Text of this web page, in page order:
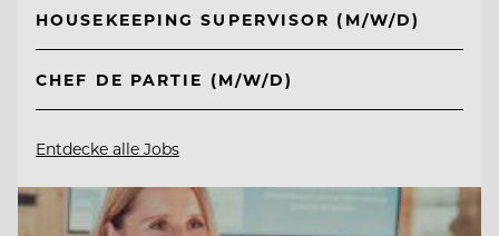
HOUSEKEEPING SUPERVISOR (M/W/D)
CHEF DE PARTIE (M/W/D)
Entdecke alle Jobs